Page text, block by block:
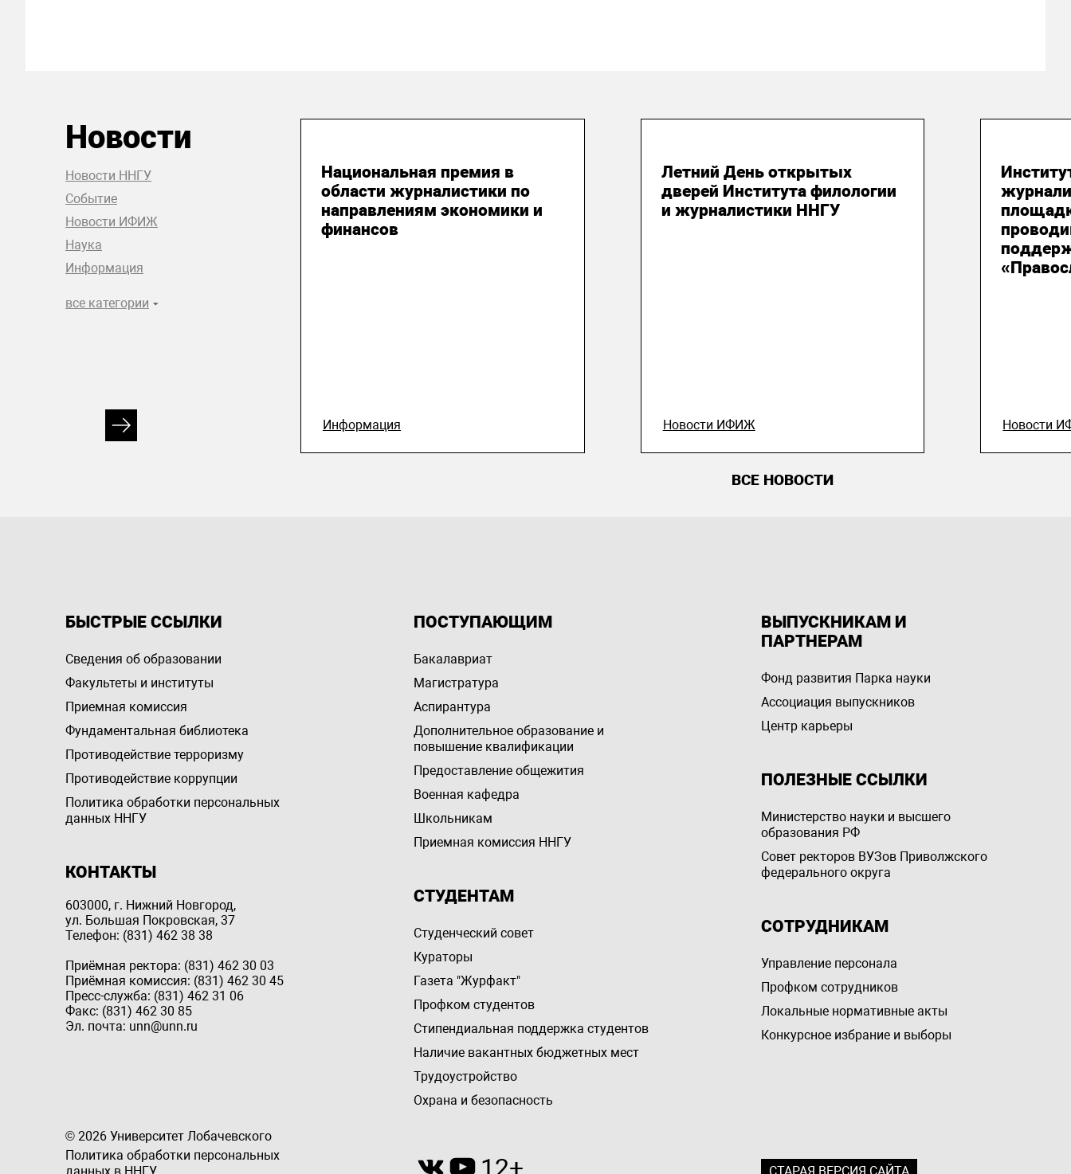
Новости
Новости ННГУ
Событие
Новости ИФИЖ
Наука
Информация
все категории
Национальная премия в
области журналистики по
направлениям экономики и
финансов
Информация
Летний День открытых
дверей Института филологии
и журналистики ННГУ
Новости ИФИЖ Новости
ВСЕ НОВОСТИ
БЫСТРЫЕ ССЫЛКИ
Сведения об образовании
Факультеты и институты
Приемная комиссия
Фундаментальная библиотека
Противодействие терроризму
Противодействие коррупции
Политика обработки персональных
данных ННГУ
КОНТАКТЫ
603000, г. Нижний Новгород,
ул. Большая Покровская, 37
Телефон: (831) 462 38 38
Приёмная ректора: (831) 462 30 03
Приёмная комиссия: (831) 462 30 45
Пресс-служба: (831) 462 31 06
Факс: (831) 462 30 85
Эл. почта: unn@unn.ru
ПОСТУПАЮЩИМ
Бакалавриат
Магистратура
Аспирантура
Дополнительное образование и
повышение квалификации
Предоставление общежития
Военная кафедра
Школьникам
Приемная комиссия ННГУ
СТУДЕНТАМ
Студенческий совет
Кураторы
Газета "Журфакт"
Профком студентов
Стипендиальная поддержка студентов
Наличие вакантных бюджетных мест
Трудоустройство
Охрана и безопасность
ВЫПУСКНИКАМ И
ПАРТНЕРАМ
Фонд развития Парка науки
Ассоциация выпускников
Центр карьеры
ПОЛЕЗНЫЕ ССЫЛКИ
Министерство науки и высшего
образования РФ
Совет ректоров ВУЗов Приволжского
федерального округа
СОТРУДНИКАМ
Управление персоналa
Профком сотрудников
Локальные нормативные акты
Конкурсное избрание и выборы
© 2026 Университет Лобачевского
Политика обработки персональных
12+